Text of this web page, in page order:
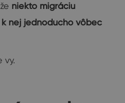
niekto migráciu
nej jednoducho vôbec
vy.